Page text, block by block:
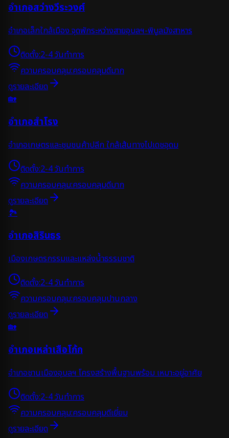
อำเภอสว่างวีระวงศ์
อำเภอเล็กใกล้เมือง จุดพักระหว่างสายอุบลฯ-พิบูลมังสาหาร
ติดตั้ง:2-4 วันทำการ
ความครอบคลุม:ครอบคลุมดีมาก
ดูรายละเอียด
🏡
อำเภอสำโรง
อำเภอเกษตรและชุมชนค้าปลีก ใกล้เส้นทางไปเดชอุดม
ติดตั้ง:2-4 วันทำการ
ความครอบคลุม:ครอบคลุมดีมาก
ดูรายละเอียด
🏞️
อำเภอสิรินธร
เมืองเกษตรกรรมและแหล่งน้ำธรรมชาติ
ติดตั้ง:2-4 วันทำการ
ความครอบคลุม:ครอบคลุมปานกลาง
ดูรายละเอียด
🏡
อำเภอเหล่าเสือโก้ก
อำเภอชานเมืองอุบลฯ โครงสร้างพื้นฐานพร้อม เหมาะอยู่อาศัย
ติดตั้ง:2-4 วันทำการ
ความครอบคลุม:ครอบคลุมดีเยี่ยม
ดูรายละเอียด